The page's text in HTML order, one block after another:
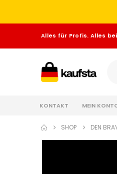
Alles für Profis. Alles
KONTAKT MEIN
SHOP DEN